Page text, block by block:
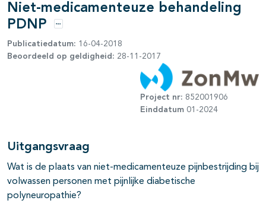
Niet-medicamenteuze behandeling
PDNP
Opties
Publicatiedatum: 16-04-2018
Beoordeeld op geldigheid: 28-11-2017
Project nr: 852001906
Einddatum 01-2024
Uitgangsvraag
Wat is de plaats van niet-medicamenteuze pijnbestrijding bij
volwassen personen met pijnlijke diabetische
polyneuropathie?